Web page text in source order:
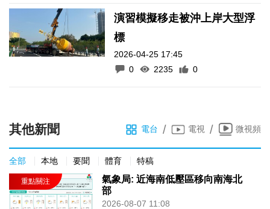
演習模擬移走被沖上岸大型浮
標
2026-04-25 17:45
0
2235 0
其他新聞 電台 / 電視 / 微視頻
全部 本地 要聞 體育 特稿
氣象局: 近海南低壓區移向南海北
部
2026-08-07 11:08